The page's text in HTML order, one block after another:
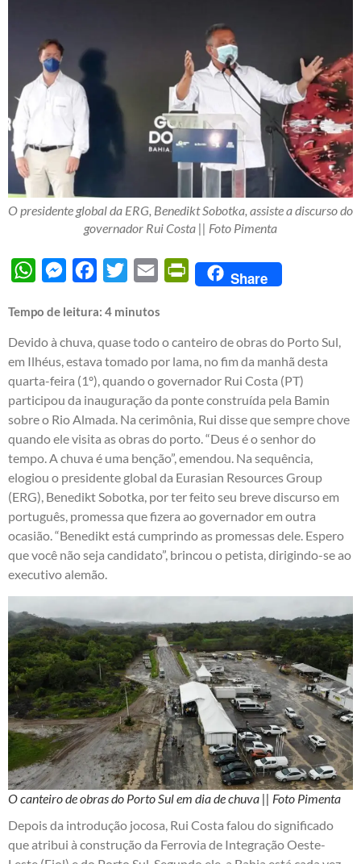
O presidente global da ERG, Benedikt Sobotka, assiste a discurso do
governador Rui Costa || Foto Pimenta
WhatsAppMessengerFacebook
Twitter Email PrintFriendly
Share
Tempo de leitura: 4 minutos
Devido à chuva, quase todo o canteiro de obras do Porto Sul,
em Ilhéus, estava tomado por lama, no fim da manhã desta
quarta-feira (1º), quando o governador Rui Costa (PT)
participou da inauguração da ponte construída pela Bamin
sobre o Rio Almada. Na cerimônia, Rui disse que sempre chove
quando ele visita as obras do porto. “Deus é o senhor do
tempo. A chuva é uma benção”, emendou. Na sequência,
elogiou o presidente global da Eurasian Resources Group
(ERG), Benedikt Sobotka, por ter feito seu breve discurso em
português, promessa que fizera ao governador em outra
ocasião. “Benedikt está cumprindo as promessas dele. Espero
que você não seja candidato”, brincou o petista, dirigindo-se ao
executivo alemão.
O canteiro de obras do Porto Sul em dia de chuva || Foto Pimenta
Depois da introdução jocosa, Rui Costa falou do significado
que atribui à construção da Ferrovia de Integração Oeste-